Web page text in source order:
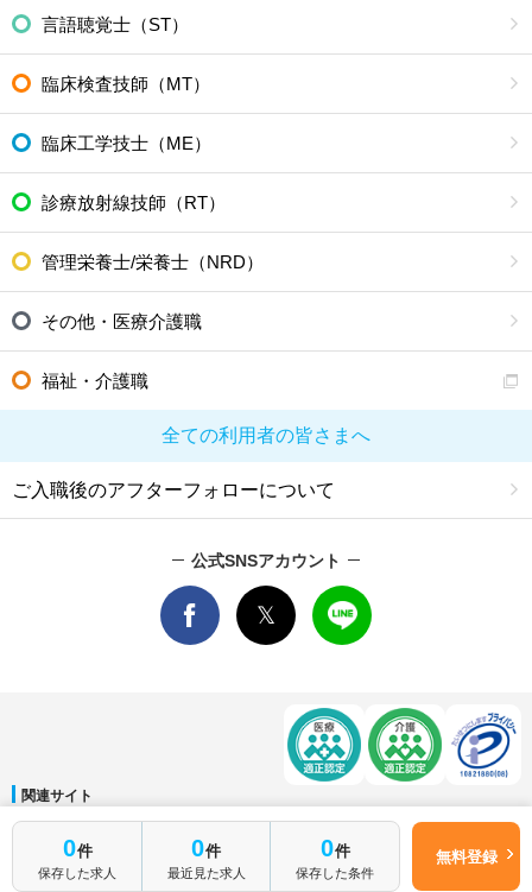
0件
保存した求人
0件
最近見た求人
0件
保存した条件
無料登録
言語聴覚士（ST）
臨床検査技師（MT）
臨床工学技士（ME）
診療放射線技師（RT）
管理栄養士/栄養士（NRD）
その他・医療介護職
福祉・介護職
全ての利用者の皆さまへ
ご入職後のアフターフォローについて
公式SNSアカウント
関連サイト
マイナビDOCTOR│マイナビ看護師│マイナビ薬剤師│マイナビ保育士
運営会社
会社概要│ ご利用規約 個人情報保護方針 サイトマップ│お問い合わせ